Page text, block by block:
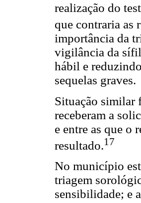
realização do
que contraria as
importância da
vigilância da
hábil e
sequelas graves.
Situação similar
receberam a
e entre as que o
resultado.17
No município
triagem
sensibilidade; e